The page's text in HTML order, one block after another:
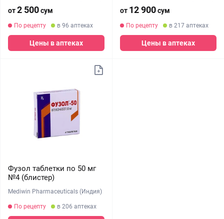
от2 500сум
По рецепту в 96 аптеках
Цены в аптеках
от 12 900сум
По рецепту в 217 аптеках
Цены в аптеках
Фузол таблетки по 50 мг
№4 (блистер)
Mediwin Pharmaceuticals (Индия)
По рецепту в 206 аптеках